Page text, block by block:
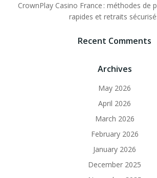
CrownPlay Casino France : méthodes de
rapides et retraits
Recent Comments
Archives
May 2026
April 2026
March 2026
February 2026
January 2026
December 2025